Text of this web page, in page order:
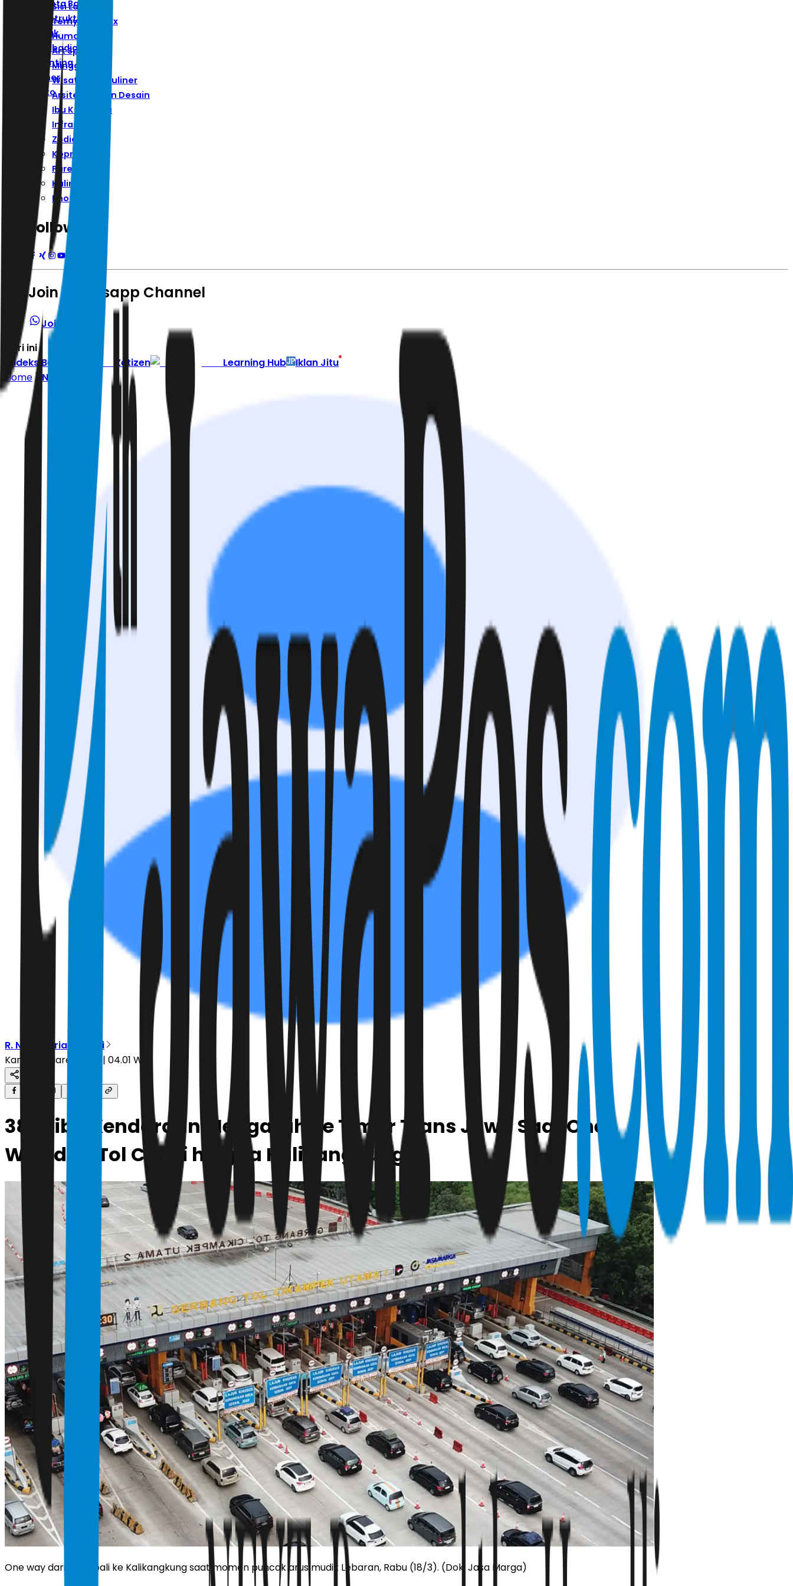
Ibu Kota Baru
Infrastruktur
Zodiak
Kepribadian
Parenting
Kuliner
Photo
Sisi Lain
Ternyata Hoax
Humaniora
Art Space
Minggu
Wisata Dan Kuliner
Arsitektur Dan Desain
Ibu Kota Baru
Infrastruktur
Zodiak
Kepribadian
Parenting
Kuliner
Photo
Follow Us
Join Whatsapp Channel
Join Channel
Hari ini
Indeks Berita Zetizen Learning Hub
Iklan Jitu
Home
Nasional
R. Nurul Fitriana Putri
Kamis, 19 Maret 2026 | 04.01 WIB
387 Ribu Kendaraan Mengarah ke Timur Trans Jawa Saat One
Way dari Tol Cipali hingga Kalikangkung
One way dari Tol Cipali ke Kalikangkung saat momen puncak arus mudik Lebaran, Rabu (18/3). (Dok. Jasa Marga)